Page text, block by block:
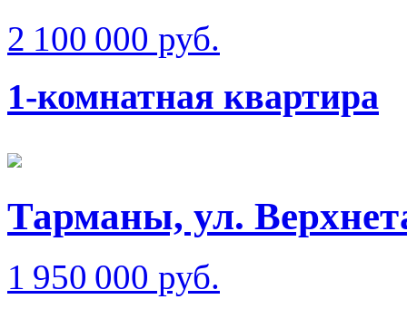
2 100 000 руб.
1-комнатная квартира
Тарманы, ул.
1 950 000 руб.